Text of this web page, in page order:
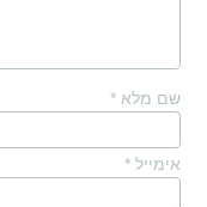
שם מלא *
אימייל *